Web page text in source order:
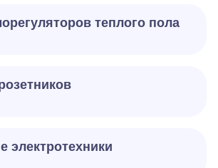
теплого пола
электротехники